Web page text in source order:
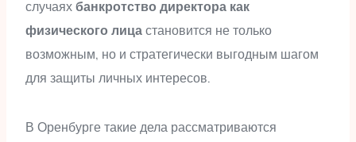
случаях банкротство директора как
физического лица становится не только
возможным, но и стратегически выгодным шагом
для защиты личных интересов.
В Оренбурге такие дела рассматриваются